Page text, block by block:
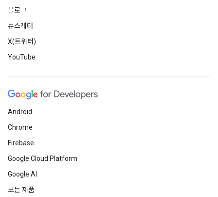
블로그
뉴스레터
X(트위터)
YouTube
Android
Chrome
Firebase
Google Cloud Platform
Google AI
모든 제품